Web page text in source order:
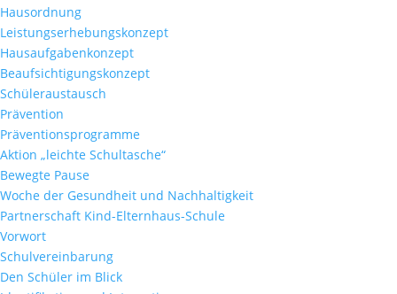
Hausordnung
Leistungserhebungskonzept
Hausaufgabenkonzept
Beaufsichtigungskonzept
Schüleraustausch
Prävention
Präventionsprogramme
Aktion „leichte Schultasche“
Bewegte Pause
Woche der Gesundheit und Nachhaltigkeit
Partnerschaft Kind-Elternhaus-Schule
Vorwort
Schulvereinbarung
Den Schüler im Blick